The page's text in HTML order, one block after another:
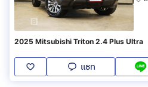
2025 Mitsubishi Triton 2.4 Plus Ultra
แชท